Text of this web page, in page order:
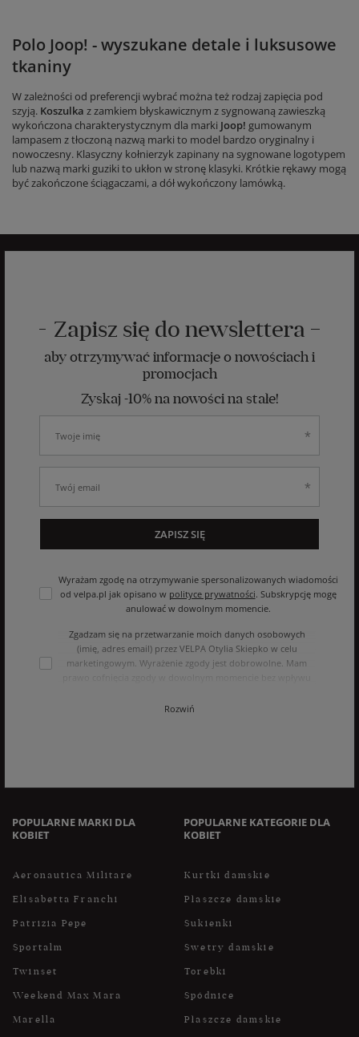
Polo Joop! - wyszukane detale i luksusowe
tkaniny
W zależności od preferencji wybrać można też rodzaj zapięcia pod
szyją. Koszulka z zamkiem błyskawicznym z sygnowaną zawieszką
wykończona charakterystycznym dla marki Joop! gumowanym
lampasem z tłoczoną nazwą marki to model bardzo oryginalny i
nowoczesny. Klasyczny kołnierzyk zapinany na sygnowane logotypem
lub nazwą marki guziki to ukłon w stronę klasyki. Krótkie rękawy mogą
być zakończone ściągaczami, a dół wykończony lamówką.
Zapisz się do newslettera
aby otrzymywać informacje o nowościach i
promocjach
Zyskaj -10% na nowości na stałe!
Wyrażam zgodę na otrzymywanie spersonalizowanych wiadomości
od velpa.pl jak opisano w polityce prywatności. Subskrypcję mogę
anulować w dowolnym momencie.
Zgadzam się na przetwarzanie moich danych osobowych
(imię, adres email) przez VELPA Otylia Skiepko w celu
marketingowym. Wyrażenie zgody jest dobrowolne. Mam
podstawie zgody przed jej cofnięciem. Mam prawo dostępu
Rozwiń
ZAPISZ SIĘ
POPULARNE MARKI DLA
KOBIET
Aeronautica Militare
Elisabetta Franchi
Patrizia Pepe
Sportalm
Twinset
Weekend Max Mara
Marella
POPULARNE KATEGORIE DLA
KOBIET
Kurtki damskie
Płaszcze damskie
Sukienki
Swetry damskie
Torebki
Spódnice
Płaszcze damskie